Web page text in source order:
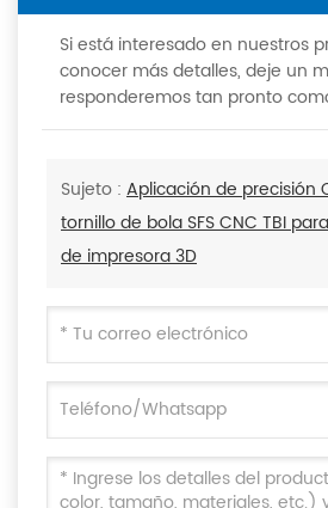
Si está interesado en nuestros
conocer más detalles, deje un
responderemos tan pronto
Sujeto : Aplicación de precisión
tornillo de bola SFS CNC TBI
de impresora 3D